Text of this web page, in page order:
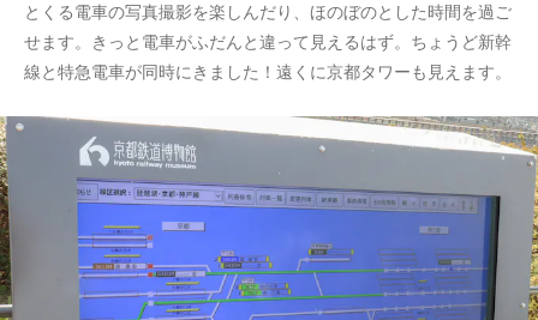
とくる電車の写真撮影を楽しんだり、ほのぼのとした時間を過ご
せます。きっと電車がふだんと違って見えるはず。ちょうど新幹
線と特急電車が同時にきました！遠くに京都タワーも見えます。